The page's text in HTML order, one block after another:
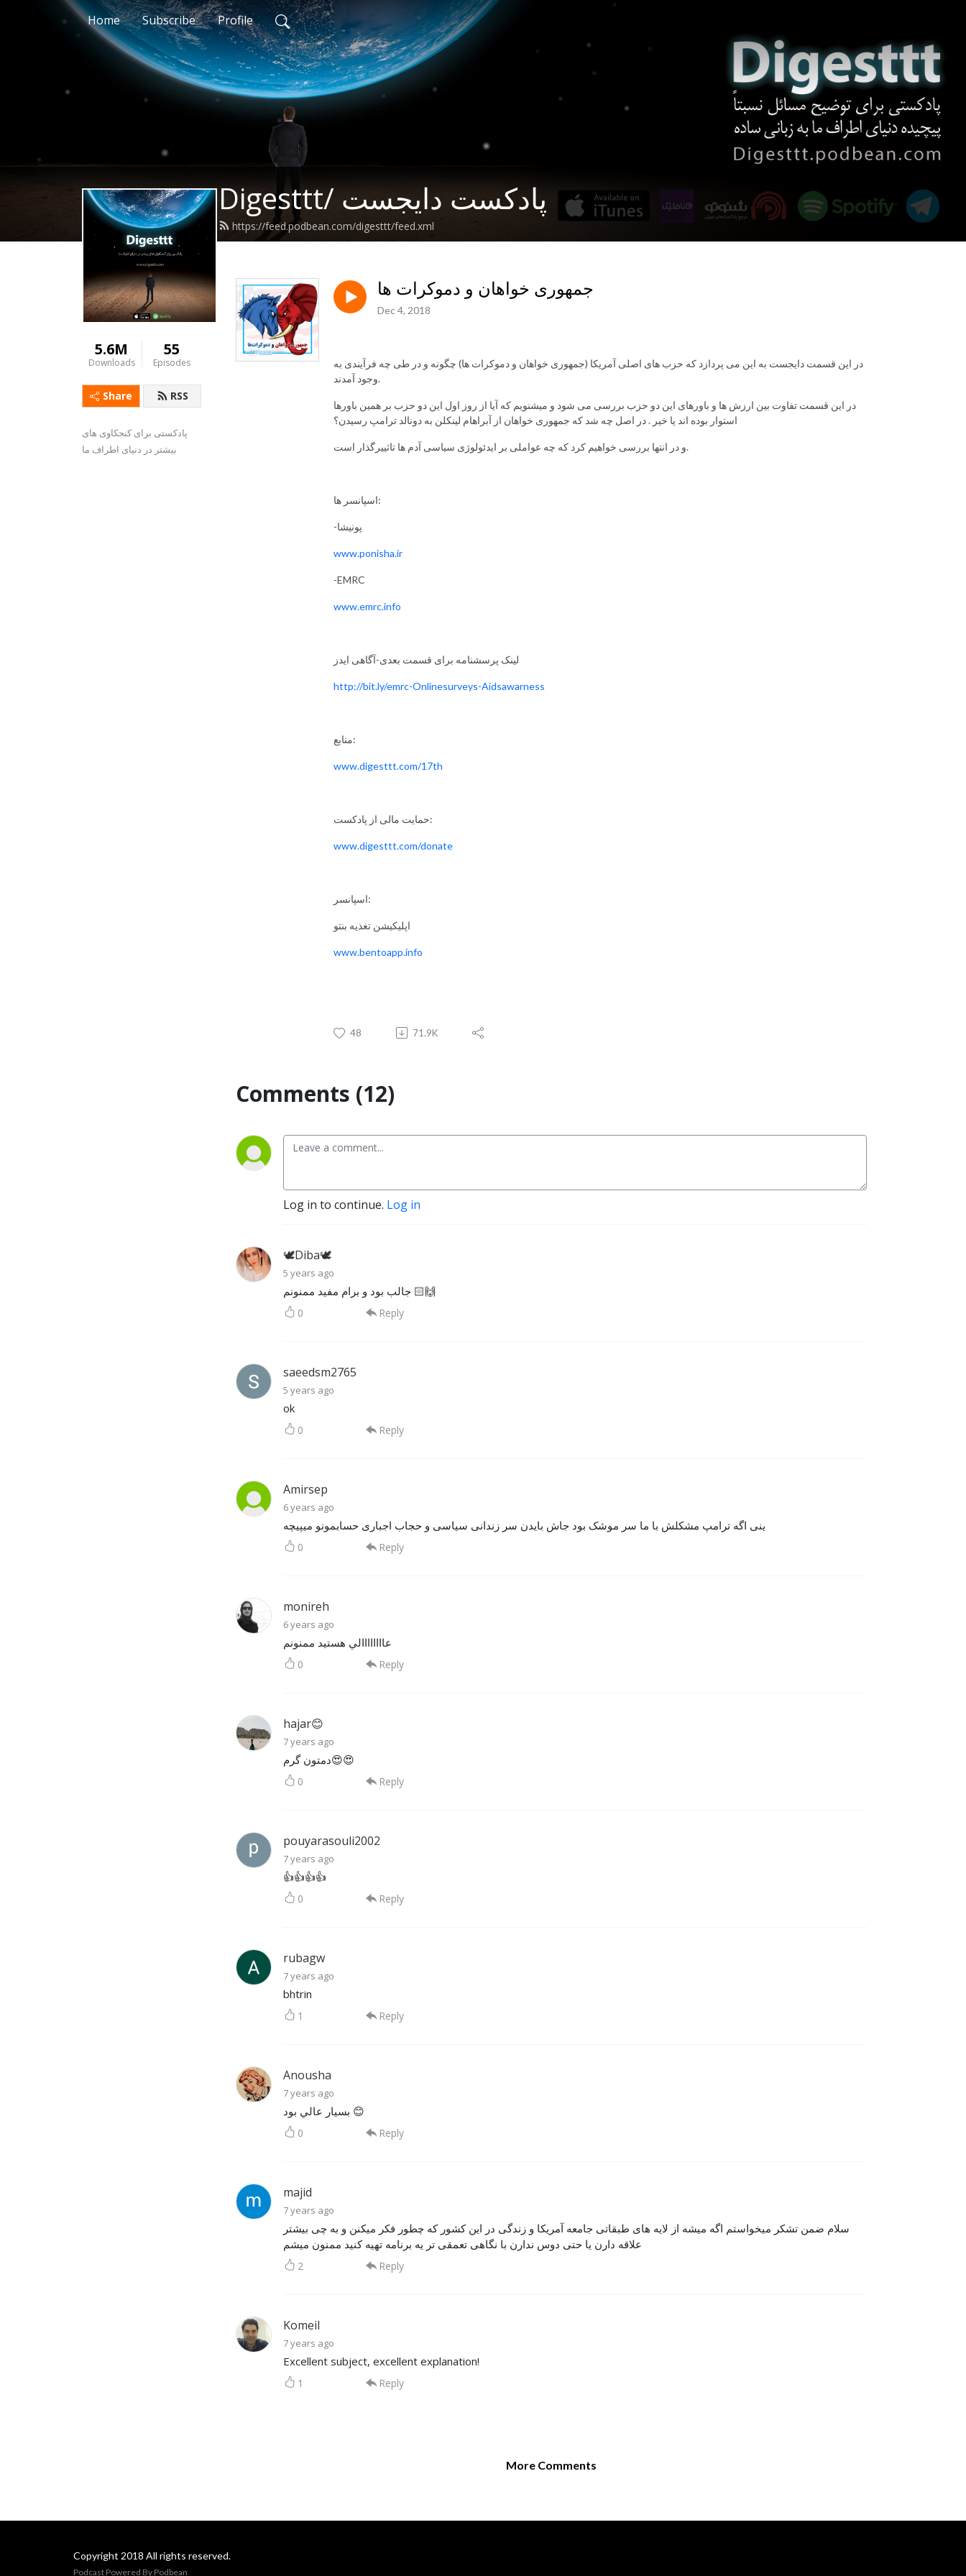
Home Subscribe Profile
Digesttt/ پادکست دایجست
https://feed.podbean.com/digesttt/feed.xml
5.6M
Downloads
55
Episodes
Share RSS
پادکستی برای کنجکاوی های
بیشتر در دنیای اطراف ما
جمهوری خواهان و دموکرات ها
Dec 4, 2018
در این قسمت دایجست به این می پردازد که حزب های اصلی آمریکا (جمهوری خواهان و دموکرات ها) چگونه و در طی چه فرآیندی به
وجود آمدند.
در این قسمت تفاوت بین ارزش ها و باورهای این دو حزب بررسی می شود و میشنویم که آیا از روز اول این دو حزب بر همین باورها
و در انتها بررسی خواهیم کرد که چه عواملی بر ایدئولوژی سیاسی آدم ها تاثییرگذار است.
اسپانسر ها:
-پونیشا
www.ponisha.ir
-EMRC
www.emrc.info
لینک پرسشنامه برای قسمت بعدی-آگاهی ایدز
http://bit.ly/emrc-Onlinesurveys-Aidsawarness
منابع:
www.digesttt.com/17th
حمایت مالی از پادکست:
www.digesttt.com/donate
اسپانسر:
www.bentoapp.info
48 71.9K
Comments (12)
Log in to continue. Log in
🕊Diba🕊
5 years ago
جالب بود و برام مفید ممنونم 🙌🏻
0 Reply
saeedsm2765
5 years ago
ok
0 Reply
Amirsep
6 years ago
ینی اگه ترامپ مشکلش با ما سر موشک بود جاش بایدن سر زندانی سیاسی و حجاب اجباری حسابمونو میپیچه
0 Reply
monireh
6 years ago
عاااااااالي هستيد ممنونم
0 Reply
hajar😊
7 years ago
دمتون گرم😍😍
0 Reply
pouyarasouli2002
7 years ago
👍👍👍👍
0 Reply
rubagw
7 years ago
bhtrin
1 Reply
Anousha
7 years ago
بسيار عالي بود 😊
0 Reply
majid
7 years ago
سلام ضمن تشکر میخواستم اگه میشه از لایه های طبقاتی جامعه آمریکا و زندگی در این کشور که چطور فکر میکنن و به چی بیشتر
علاقه دارن یا حتی دوس ندارن با نگاهی تعمقی تر یه برنامه تهیه کنید ممنون میشم
2 Reply
Komeil
7 years ago
Excellent subject, excellent explanation!
1 Reply
More Comments
Copyright 2018 All rights reserved.
Podcast Powered By Podbean